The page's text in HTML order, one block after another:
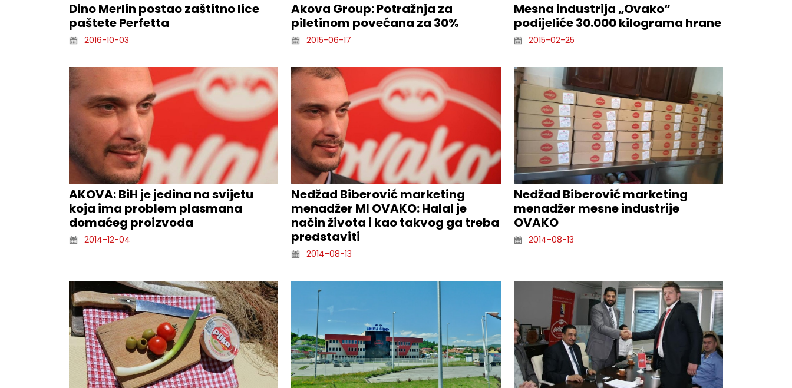
Dino Merlin postao zaštitno lice
paštete Perfetta
2016-10-03
Akova Group: Potražnja za
piletinom povećana za 30%
2015-06-17
Mesna industrija „Ovako“
podijeliće 30.000 kilograma hrane
2015-02-25
AKOVA: BiH je jedina na svijetu
koja ima problem plasmana
domaćeg proizvoda
2014-12-04
Nedžad Biberović marketing
menadžer MI OVAKO: Halal je
način života i kao takvog ga treba
predstaviti
2014-08-13
Nedžad Biberović marketing
menadžer mesne industrije
OVAKO
2014-08-13